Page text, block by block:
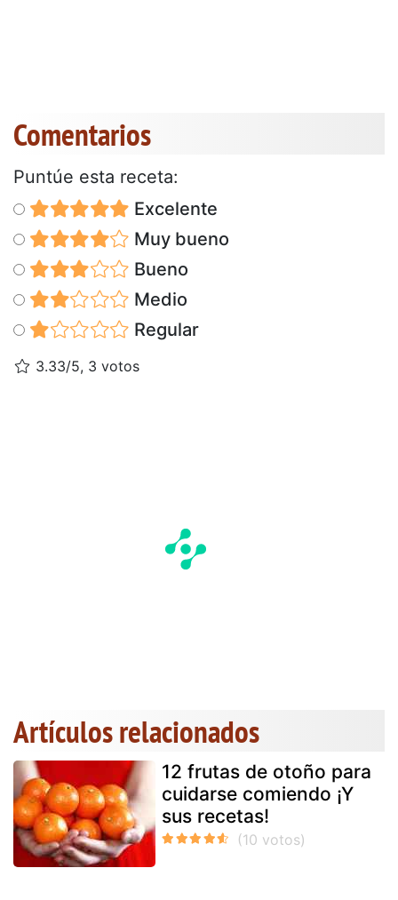
Comentarios
Puntúe esta receta:
Excelente
Muy bueno
Bueno
Medio
Regular
3.33/5, 3 votos
Artículos relacionados
12 frutas de otoño para
cuidarse comiendo ¡Y
sus recetas!